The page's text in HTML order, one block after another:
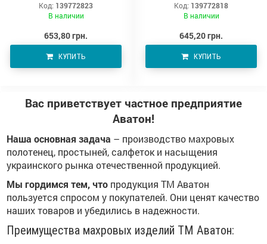
Код: 139772823
В наличии
653,80 грн.
КУПИТЬ
Код: 139772818
В наличии
645,20 грн.
КУПИТЬ
Вас приветствует частное предприятие
Аватон!
Наша основная задача – производство махровых
полотенец, простыней, салфеток и насыщения
украинского рынка отечественной продукцией.
Мы гордимся тем, что продукция ТМ Аватон
пользуется спросом у покупателей. Они ценят качество
наших товаров и убедились в надежности.
Преимущества махровых изделий ТМ Аватон: